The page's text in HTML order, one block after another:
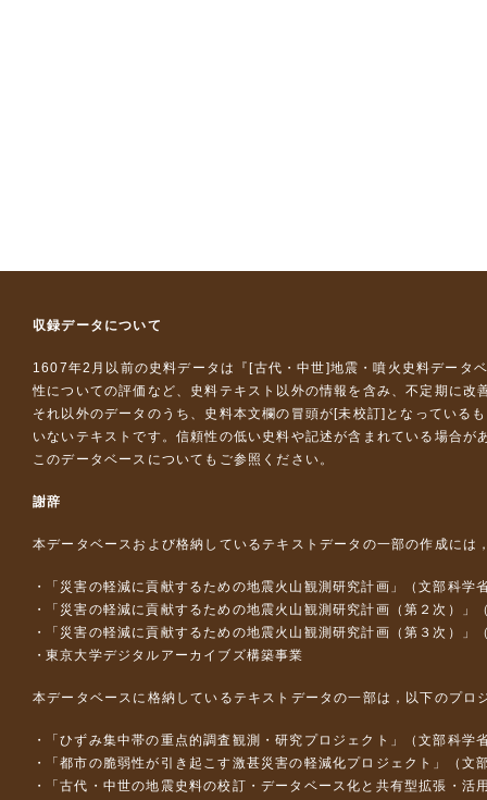
収録データについて
1607年2月以前の史料データは『 [古代・中世]地震・噴火史料データ
性についての評価など、史料テキスト以外の情報を含み、不定期に改
それ以外のデータのうち、史料本文欄の冒頭が[未校訂]となっている
いないテキストです。信頼性の低い史料や記述が含まれている場合が
このデータベースについて もご参照ください。
謝辞
本データベースおよび格納しているテキストデータの一部の作成には
「災害の軽減に貢献するための地震火山観測研究計画」（文部科学
「災害の軽減に貢献するための地震火山観測研究計画（第２次）」
「災害の軽減に貢献するための地震火山観測研究計画（第３次）」
東京大学デジタルアーカイブズ構築事業
本データベースに格納しているテキストデータの一部は，以下のプロ
「ひずみ集中帯の重点的調査観測・研究プロジェクト」（文部科
「都市の脆弱性が引き起こす激甚災害の軽減化プロジェクト」（
「古代・中世の地震史料の校訂・データベース化と共有型拡張・